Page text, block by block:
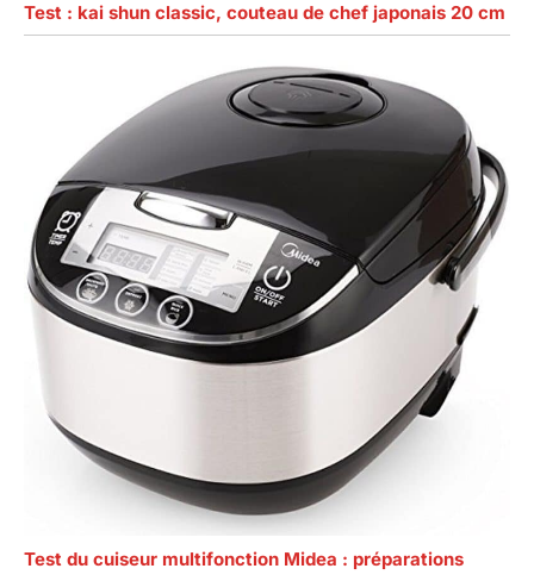
Test : kai shun classic, couteau de chef japonais 20 cm
Test du cuiseur multifonction Midea : préparations